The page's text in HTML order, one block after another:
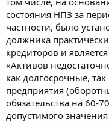
состояния НПЗ за
частности, было
должника
кредиторов и
«Активов
как долгосрочные,
предприятия
обязательства на 60-
допустимого